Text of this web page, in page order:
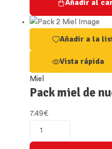
Zanganillo
quantity
Añadir al
Añadir a la
Vista rápida
Miel
Pack miel de
7.49€